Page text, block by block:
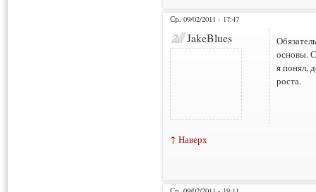
Ср, 09/02/2011 - 17:47
JakeBlues
основы.
я понял,
роста.
↑ Наверх